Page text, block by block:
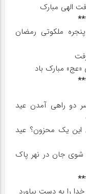
الهی مبارک
ملکوتی رمضان
«عج» مبارک باد
دو راهی آمدن عید
این یک محزون؟ عید
جان در نهر پاک